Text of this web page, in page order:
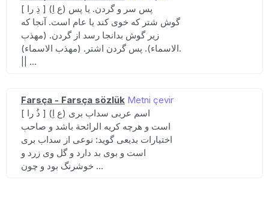
[ ذِ را ] (ع اِ) پس سر و گردن. یا پس
گوش شتر که خوی کند یا عام است. آنجا که
زیر گوش بدانجا رسد از گردن. (مهذب
الاسماء). پس گردن اشتر. (مهذب الاسماء).
|| ...
Farsça - Farsça sözlük Metni çevir
[ ذُ را ] (ع اِ) اسم عربی سداب بری
است و هرچه کریه الرائحة باشد و صاحب
اختیارات بدیعی گوید: نوعی از سداب بری
است و بوی بد دارد و گل وی زرد و
خوشرنگ بود و چون ...